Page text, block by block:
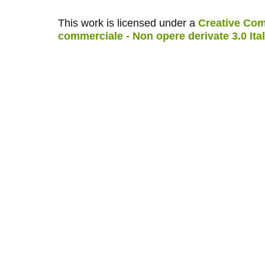
This work is licensed under a Creative
commerciale - Non opere derivate 3.0